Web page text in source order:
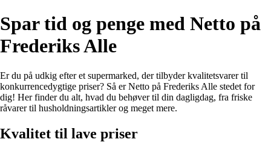
Spar tid og penge med Netto på
Frederiks Alle
Er du på udkig efter et supermarked, der tilbyder kvalitetsvarer til
konkurrencedygtige priser? Så er Netto på Frederiks Alle stedet for
dig! Her finder du alt, hvad du behøver til din dagligdag, fra friske
råvarer til husholdningsartikler og meget mere.
Kvalitet til lave priser